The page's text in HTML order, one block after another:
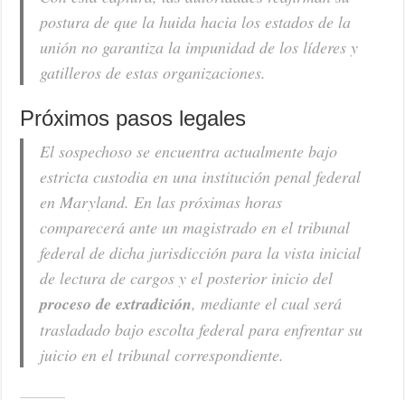
postura de que la huida hacia los estados de la
unión no garantiza la impunidad de los líderes y
gatilleros de estas organizaciones.
Próximos pasos legales
El sospechoso se encuentra actualmente bajo
estricta custodia en una institución penal federal
en Maryland. En las próximas horas
comparecerá ante un magistrado en el tribunal
federal de dicha jurisdicción para la vista inicial
de lectura de cargos y el posterior inicio del
proceso de extradición, mediante el cual será
trasladado bajo escolta federal para enfrentar su
juicio en el tribunal correspondiente.